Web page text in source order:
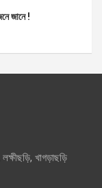
জানে !
খাগড়াছড়ি